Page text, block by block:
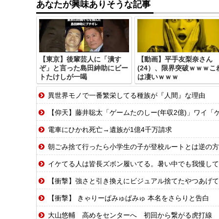
あなたが興味ありそうな記事
【東京】後輩芸人に「潰す
ぞ」と言った島田紳助にビー
トたけしが一喝
【動画】平手友梨奈さん
(24）、限界突破ｗｗｗこ
は凄いｗｗｗ
異世界モノで一番繁栄してる種族が『人間』な理由
【仰天】藤井聡太「ゲームたのしー(年収2億)」ワイ「
電車にひかれ死亡→遺族が1億4千万請求
朝ごみ捨て行ったら小学生の子が登校ルートとは逆の
イケてる人は皆長ズボン履いてる。暑い中でも我慢し
【衝撃】強さと引き換えにビジュアル捨てたやつあげ
【衝撃】 きゃりーぱみゅぱみゅ 本名をさらりと告白
大山悠輔 高めをセンターへ 初回から繋がる虎打線